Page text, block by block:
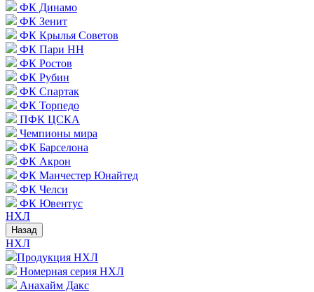
ФК Динамо
ФК Зенит
ФК Крылья Советов
ФК Пари НН
ФК Ростов
ФК Рубин
ФК Спартак
ФК Торпедо
ПФК ЦСКА
Чемпионы мира
ФК Барселона
ФК Акрон
ФК Манчестер Юнайтед
ФК Челси
ФК Ювентус
НХЛ
Назад
НХЛ
Продукция НХЛ
Номерная серия НХЛ
Анахайм Дакс